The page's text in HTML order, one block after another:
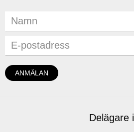
Delägare i